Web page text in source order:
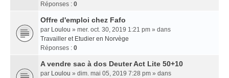
Réponses : 0
Offre d'emploi chez Fafo
par Loulou » mer. oct. 30, 2019 1:21 pm » dans
Travailler et Etudier en Norvège
Réponses : 0
A vendre sac à dos Deuter Act Lite 50+10
par Loulou » dim. mai 05, 2019 7:28 pm » dans